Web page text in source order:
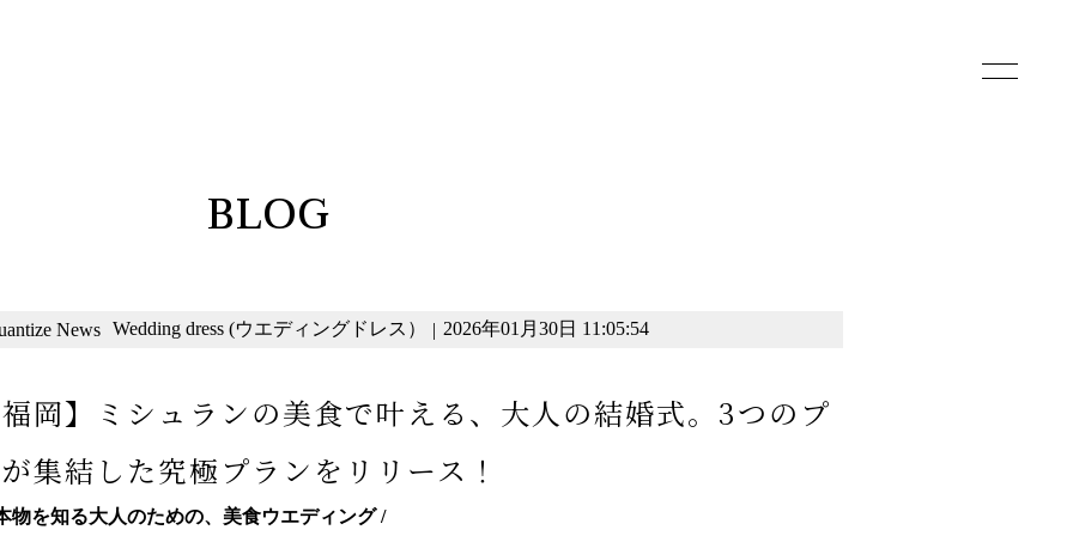
BLOG
News Wedding dress (ウエディングドレス） | 2026年01月30日 11:05:54
岡】ミシュランの美食で叶える、大人の結婚式。3つのプ
集結した究極プランをリリース！
物を知る大人のための、美食ウエディング /